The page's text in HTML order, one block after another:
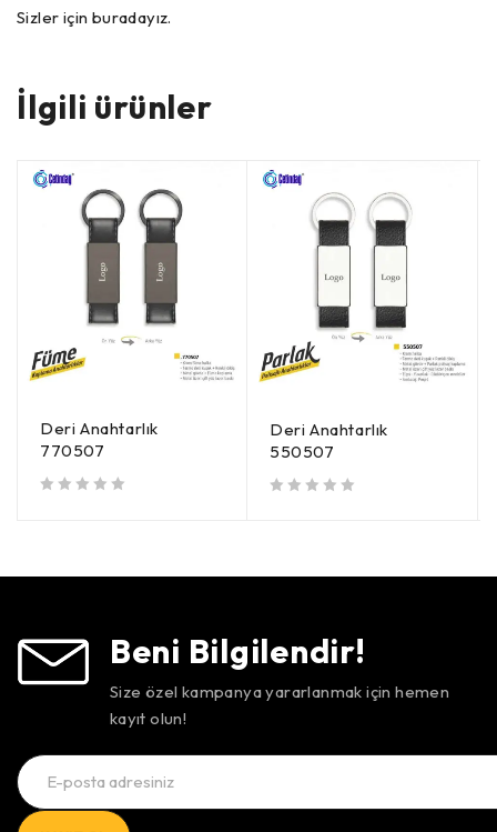
Sizler için buradayız.
İlgili ürünler
Deri Anahtarlık
770507
Deri Anahtarlık
550507
Beni Bilgilendir!
Size özel kampanya yararlanmak için hemen
kayıt olun!